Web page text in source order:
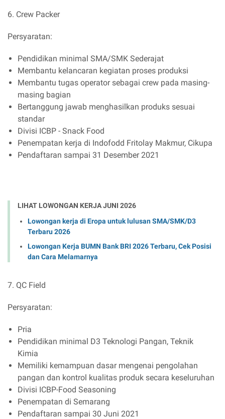
6. Crew Packer
Persyaratan:
Pendidikan minimal SMA/SMK Sederajat
Membantu kelancaran kegiatan proses produksi
Membantu tugas operator sebagai crew pada masing-
masing bagian
Bertanggung jawab menghasilkan produks sesuai
standar
Divisi ICBP - Snack Food
Penempatan kerja di Indofodd Fritolay Makmur, Cikupa
Pendaftaran sampai 31 Desember 2021
LIHAT LOWONGAN KERJA JUNI 2026
Lowongan kerja di Eropa untuk lulusan SMA/SMK/D3
Terbaru 2026
Lowongan Kerja BUMN Bank BRI 2026 Terbaru, Cek Posisi
dan Cara Melamarnya
7. QC Field
Persyaratan:
Pria
Pendidikan minimal D3 Teknologi Pangan, Teknik
Kimia
Memiliki kemampuan dasar mengenai pengolahan
pangan dan kontrol kualitas produk secara keseluruhan
Divisi ICBP-Food Seasoning
Penempatan di Semarang
Pendaftaran sampai 30 Juni 2021